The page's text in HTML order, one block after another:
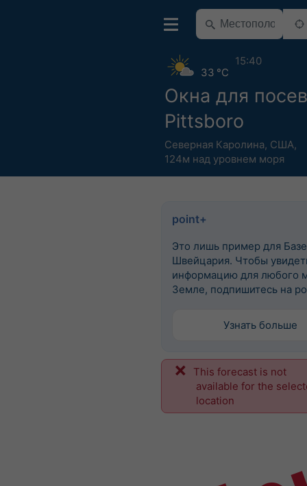
Окна для
Pittsboro
Северная Каролина, США,
124м над уровнем моря
33 °C
15:40
point+
Это лишь пример для
Швейцария. Чтобы
информацию для любого
Земле, подпишитесь на
Узнать больше
This forecast is not
available for the
location